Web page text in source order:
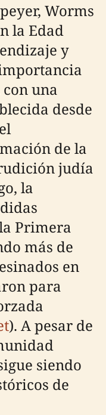
Worms
la Edad
y
una
desde
de la
judía
la
Primera
más de
en
para
). A pesar de
siendo
de